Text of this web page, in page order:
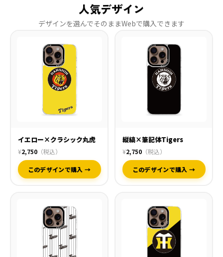
人気デザイン
デザインを選んでそのままWebで購入できます
イエロー×クラシック丸虎
¥2,750（税込）
このデザインで購入 →
縦縞×筆記体Tigers
¥2,750（税込）
このデザインで購入 →